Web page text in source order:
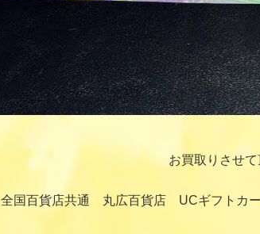
お買取りさせ
全国百貨店共通 丸広百貨店 UCギフト